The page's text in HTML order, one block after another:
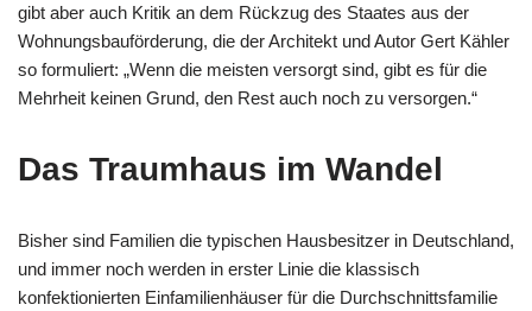
gibt aber auch Kritik an dem Rückzug des Staates aus der
Wohnungsbauförderung, die der Architekt und Autor Gert Kähler
so formuliert: „Wenn die meisten versorgt sind, gibt es für die
Mehrheit keinen Grund, den Rest auch noch zu versorgen.“
Das Traumhaus im Wandel
Bisher sind Familien die typischen Hausbesitzer in Deutschland,
und immer noch werden in erster Linie die klassisch
konfektionierten Einfamilienhäuser für die Durchschnittsfamilie